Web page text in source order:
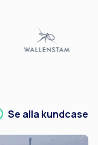
Se alla kundcase